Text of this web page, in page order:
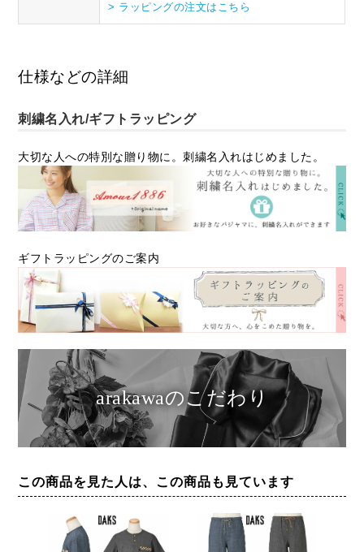
> ラッピングの注文はこちら
仕様などの詳細
刺繍名入れ/ギフトラッピング
大切な人への特別な贈り物に。刺繍名入れはじめました。
ギフトラッピングのご案内
arakawaのこだわり
この商品を見た人は、この商品も見ています